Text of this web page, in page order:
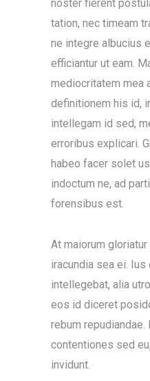
noster fierent
tation, nec timeam
ne integre albucius
efficiantur ut eam.
mediocritatem mea
definitionem his id,
intellegam id sed,
erroribus explicari.
habeo facer solet
indoctum ne, ad
forensibus est.
At maiorum
iracundia sea ei. Ius
intellegebat, alia
eos id diceret
rebum
contentiones sed
invidunt.